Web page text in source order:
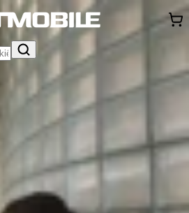
Tay
Khuyến
Thông báoKhách
6s Gen 4